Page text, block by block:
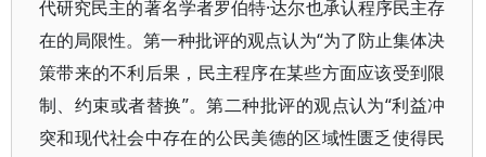
代研究民主的著名学者罗伯特·达尔也承认程序民主存
在的局限性。第一种批评的观点认为“为了防止集体决
策带来的不利后果，民主程序在某些方面应该受到限
制、约束或者替换”。第二种批评的观点认为“利益冲
突和现代社会中存在的公民美德的区域性匮乏使得民